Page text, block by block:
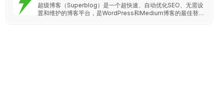
超级博客（Superblog）是一个超快速、自动优化SEO、无需设
置和维护的博客平台，是WordPress和Medium博客的最佳替